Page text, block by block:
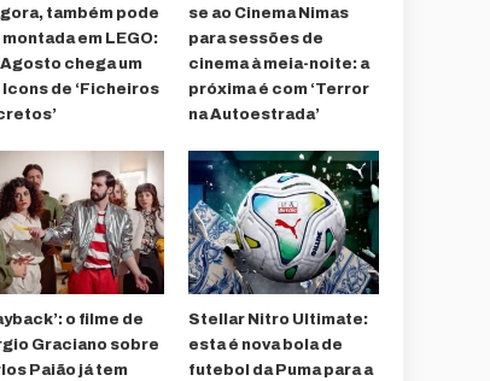
também pode
em LEGO:
Agosto chega um
de ‘Ficheiros
se ao Cinema Nimas
para sessões de
cinema à meia-noite: a
próxima é com ‘Terror
na Autoestrada’
o filme de
Graciano sobre
Paião já tem
Stellar Nitro Ultimate:
esta é nova bola de
futebol da Puma para a